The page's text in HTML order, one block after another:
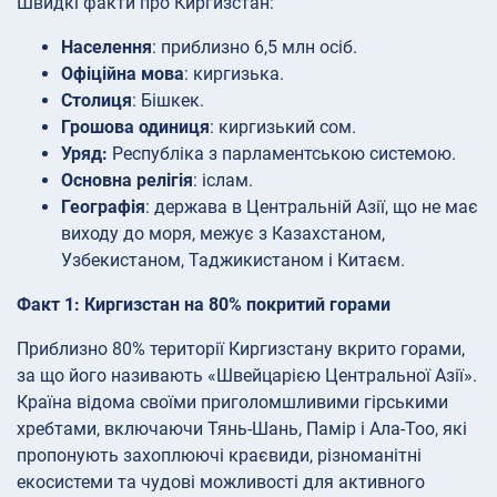
Населення: приблизно 6,5 млн осіб.
Офіційна мова: киргизька.
Столиця: Бішкек.
Грошова одиниця: киргизький сом.
Уряд: Республіка з парламентською системою.
Основна релігія: іслам.
Географія: держава в Центральній Азії, що не має
виходу до моря, межує з Казахстаном,
Узбекистаном, Таджикистаном і Китаєм.
Факт 1: Киргизстан на 80% покритий горами
Приблизно 80% території Киргизстану вкрито горами,
за що його називають «Швейцарією Центральної Азії».
Країна відома своїми приголомшливими гірськими
хребтами, включаючи Тянь-Шань, Памір і Ала-Тоо, які
пропонують захоплюючі краєвиди, різноманітні
екосистеми та чудові можливості для активного